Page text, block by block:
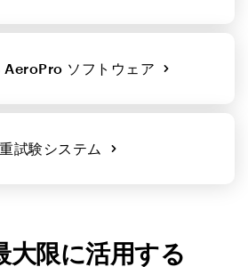
AeroPro ソフトウェア
試験システム
大限に活用する